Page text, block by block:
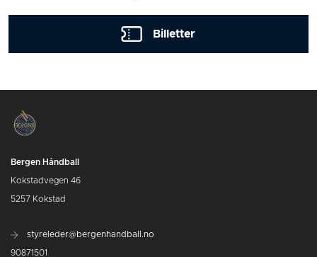
Billetter
Bergen Håndball
Kokstadvegen 46
5257 Kokstad
styreleder@bergenhandball.no
90871501